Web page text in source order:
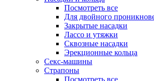
Посмотреть все
Для двойного
Закрытые насадки
Лассо и утяжки
Сквозные насадки
Эрекционные кольца
Секс-машины
Страпоны